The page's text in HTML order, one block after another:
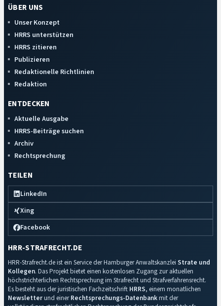
ÜBER UNS
Unser Konzept
HRRS unterstützen
HRRS zitieren
Publizieren
Redaktionelle Richtlinien
Redaktion
ENTDECKEN
Aktuelle Ausgabe
HRRS-Beiträge suchen
Archiv
Rechtsprechung
TEILEN
LinkedIn
Xing
Facebook
HRR-STRAFRECHT.DE
HRR-Strafrecht.de ist ein Service der Hamburger Anwaltskanzlei Strate und
Kollegen. Das Projekt bietet einen kostenlosen Zugang zur aktuellen
höchstrichterlichen Rechtsprechung im Strafrecht und Strafverfahrensrecht.
Es besteht aus der juristischen Fachzeitschrift HRRS, einem monatlichen
Newsletterund einerRechtsprechungs-Datenbankmit der